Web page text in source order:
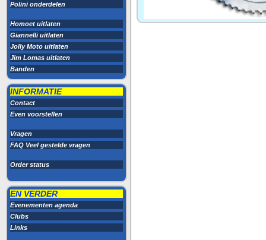
Polini onderdelen
Homoet uitlaten
Giannelli uitlaten
Jolly Moto uitlaten
Jim Lomas uitlaten
Banden
INFORMATIE
Contact
Even voorstellen
Vragen
FAQ Veel gestelde vragen
Order status
EN VERDER
Evenementen agenda
Clubs
Links